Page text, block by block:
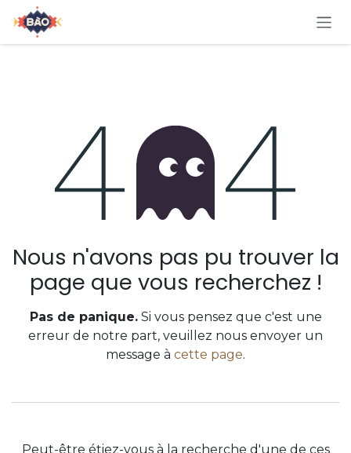
Se rendre au contenu
Erreur 404
Nous n'avons pas pu trouver la
page que vous recherchez !
Pas de panique.Si vous pensez que c'est une
erreur de notre part, veuillez nous envoyer un
message à cette page.
Peut-être étiez-vous à la recherche d'une de ces